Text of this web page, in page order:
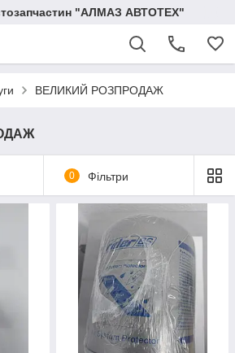
"АЛМАЗ АВТОТЕХ"
ВЕЛИКИЙ РОЗПРОДАЖ
0 Фільтри